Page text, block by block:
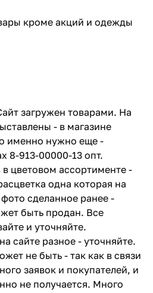
кроме акций и одежды
загружен товарами. На
- в магазине
именно нужно еще -
8-913-00000-13 опт.
цветовом ассортименте -
одна которая на
сделанное ранее -
быть продан. Все
и уточняйте.
сайте разное - уточняйте.
не быть - так как в связи
заявок и покупателей, и
не получается. Много